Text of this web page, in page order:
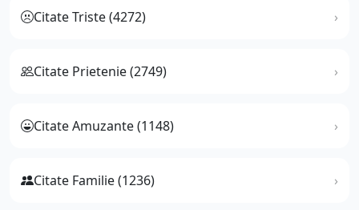
Citate Triste (4272)
Citate Prietenie (2749)
Citate Amuzante (1148)
Citate Familie (1236)